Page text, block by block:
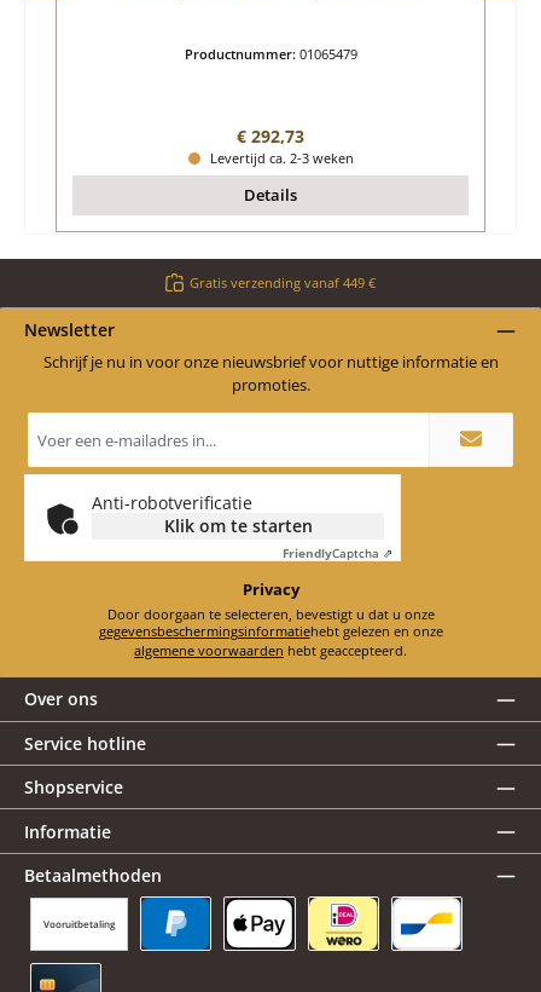
Productnummer: 01065479
Normale prijs:
€ 292,73
Levertijd ca. 2-3 weken
Details
Gratis verzending vanaf 449 €
Newsletter
Schrijf je nu in voor onze nieuwsbrief voor nuttige informatie en
promoties.
mailadres
*
Anti-robotverificatie
Klik om te starten
FriendlyCaptcha ⇗
Privacy
Door doorgaan te selecteren, bevestigt u dat u onze
gegevensbeschermingsinformatie
hebt gelezen en onze
algemene voorwaarden hebt geaccepteerd.
Over ons
Service hotline
Shopservice
Informatie
Betaalmethoden
Vooruitbetaling